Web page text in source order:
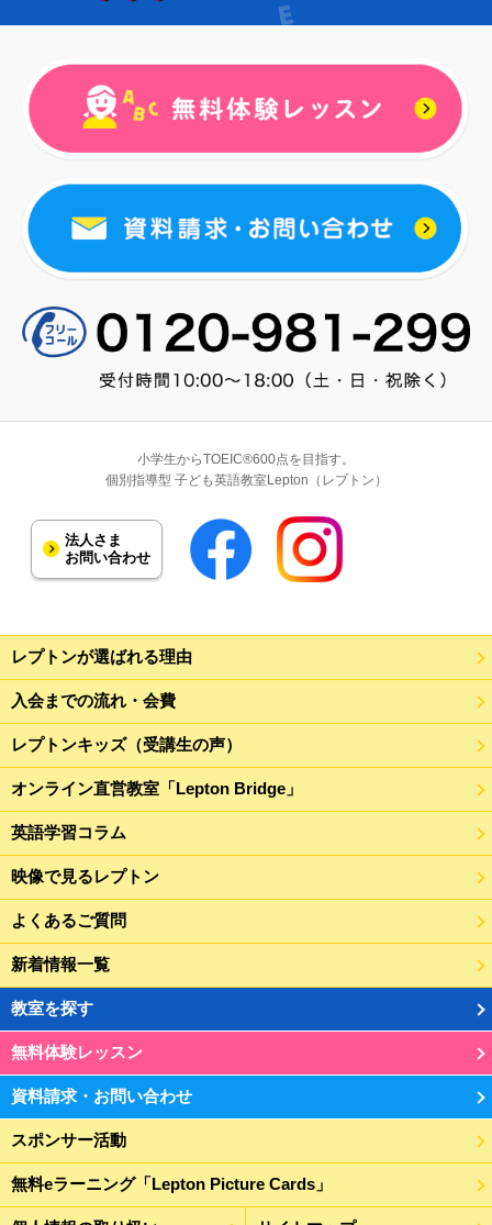
小学生からTOEIC®600点を目指す。
個別指導型 子ども英語教室Lepton（レプトン）
法人さま
お問い合わせ
レプトンが選ばれる理由
入会までの流れ・会費
レプトンキッズ（受講生の声）
オンライン直営教室「Lepton Bridge」
英語学習コラム
映像で見るレプトン
よくあるご質問
新着情報一覧
教室を探す
無料体験レッスン
資料請求・お問い合わせ
スポンサー活動
無料eラーニング「Lepton Picture Cards」